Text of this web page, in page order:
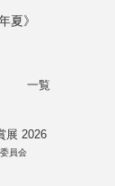
夏》
一覧
展 2026
員会